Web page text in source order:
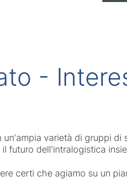
-
un'ampia varietà di gruppi
futuro dell'intralogistica
certi che agiamo su un